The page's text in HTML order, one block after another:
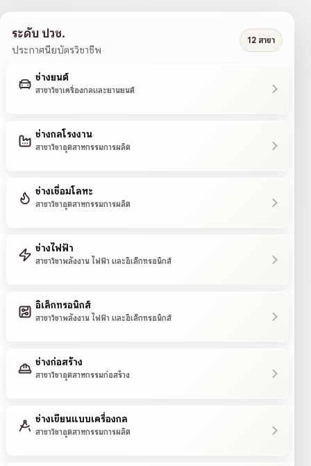
ระดับ ปวช.
ประกาศนียบัตรวิชาชีพ
12 สาขา
ช่างยนต์
สาขาวิชาเครื่องกลและยานยนต์
ช่างกลโรงงาน
สาขาวิชาอุตสาหกรรมการผลิต
ช่างเชื่อมโลหะ
สาขาวิชาอุตสาหกรรมการผลิต
ช่างไฟฟ้า
สาขาวิชาพลังงาน ไฟฟ้า และอิเล็กทรอนิกส์
อิเล็กทรอนิกส์
สาขาวิชาพลังงาน ไฟฟ้า และอิเล็กทรอนิกส์
ช่างก่อสร้าง
สาขาวิชาอุตสาหกรรมก่อสร้าง
ช่างเขียนแบบเครื่องกล
สาขาวิชาอุตสาหกรรมการผลิต